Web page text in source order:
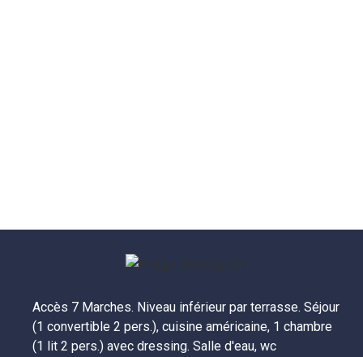
Accès 7 Marches. Niveau inférieur par terrasse. Séjour
(1 convertible 2 pers.), cuisine américaine, 1 chambre
(1 lit 2 pers.) avec dressing. Salle d'eau, wc